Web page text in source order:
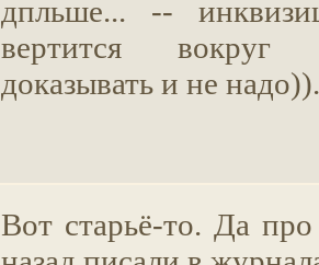
дпльше... --
вертится
доказывать и не надо)).
Вот старьё-то. Да